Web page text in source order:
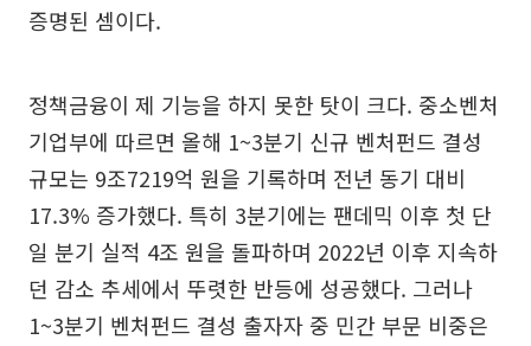
증명된 셈이다.
정책금융이 제 기능을 하지 못한 탓이 크다. 중소벤처
기업부에 따르면 올해 1~3분기 신규 벤처펀드 결성
규모는 9조7219억 원을 기록하며 전년 동기 대비
17.3% 증가했다. 특히 3분기에는 팬데믹 이후 첫 단
일 분기 실적 4조 원을 돌파하며 2022년 이후 지속하
던 감소 추세에서 뚜렷한 반등에 성공했다. 그러나
1~3분기 벤처펀드 결성 출자자 중 민간 부문 비중은